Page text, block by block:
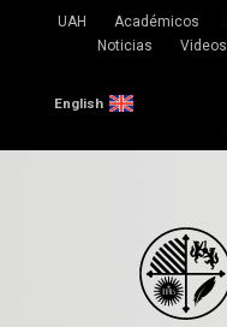
UAH Académicos
Noticias
Videos
English